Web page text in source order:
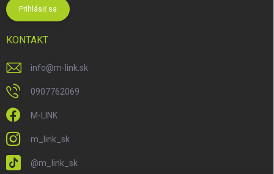
Prihlásiť sa
KONTAKT
info@m-link.sk
0907762069
M-LINK
m_link_sk
@m_link_sk